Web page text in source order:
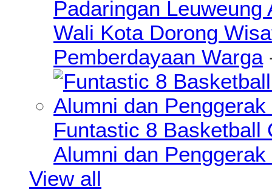
Padaringan
Wali Kota Dorong
Pemberdayaan Warga
Funtastic 8 Basketball
Alumni dan
View all